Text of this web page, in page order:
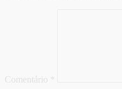
Comentário